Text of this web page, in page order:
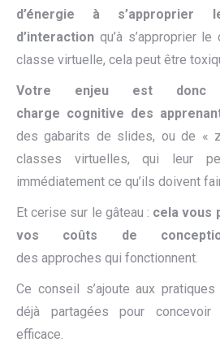
d’énergie à s’approprier
d’interaction qu’à s’approprier
classe virtuelle, cela peut être
Votre enjeu est
charge cognitive des
des gabarits de slides, ou de «
classes virtuelles, qui leur
immédiatement ce qu’ils doivent
Et cerise sur le gâteau : cela vous
vos coûts de
des approches qui fonctionnent.
Ce conseil s’ajoute aux
déjà partagées pour
efficace.